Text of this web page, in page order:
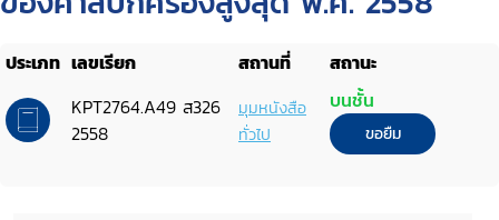
ประเภท เลขเรียก สถานที่
สถานะ
KPT2764.A49 ส326
2558
มุมหนังสือ
ทั่วไป
บนชั้น
ขอยืม